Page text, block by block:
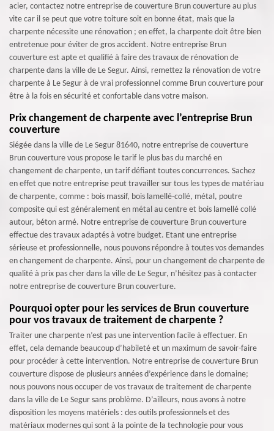
acier, contactez notre entreprise de couverture Brun couverture au plus
vite car il se peut que votre toiture soit en bonne état, mais que la
charpente nécessite une rénovation ; en effet, la charpente doit être bien
entretenue pour éviter de gros accident. Notre entreprise Brun
couverture est apte et qualifié à faire des travaux de rénovation de
charpente dans la ville de Le Segur. Ainsi, remettez la rénovation de votre
charpente à Le Segur à de vrai professionnel comme Brun couverture pour
être à la fois en sécurité et confortable dans votre maison.
Prix changement de charpente avec l’entreprise Brun
couverture
Siégée dans la ville de Le Segur 81640, notre entreprise de couverture
Brun couverture vous propose le tarif le plus bas du marché en
changement de charpente, un tarif défiant toutes concurrences. Sachez
en effet que notre entreprise peut travailler sur tous les types de matériau
de charpente, comme : bois massif, bois lamellé-collé, métal, poutre
composite qui est généralement en métal au centre et bois lamellé collé
autour, béton armé. Notre entreprise de couverture Brun couverture
effectue des travaux adaptés à votre budget. Etant une entreprise
sérieuse et professionnelle, nous pouvons répondre à toutes vos demandes
en changement de charpente. Ainsi, pour un changement de charpente de
qualité à prix pas cher dans la ville de Le Segur, n’hésitez pas à contacter
notre entreprise de couverture Brun couverture.
Pourquoi opter pour les services de Brun couverture
pour vos travaux de traitement de charpente ?
Traiter une charpente n’est pas une intervention facile à effectuer. En
effet, cela demande beaucoup d’habileté et un maximum de savoir-faire
pour procéder à cette intervention. Notre entreprise de couverture Brun
couverture dispose de plusieurs années d’expérience dans le domaine;
nous pouvons nous occuper de vos travaux de traitement de charpente
dans la ville de Le Segur sans problème. D’ailleurs, nous avons à notre
disposition les moyens matériels : des outils professionnels et des
matériaux modernes qui sont à la pointe de la technologie pour vous